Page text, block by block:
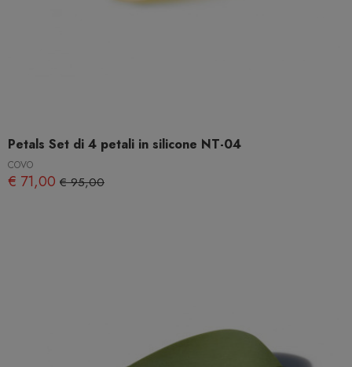
Petals Set di 4 petali in silicone NT-04
COVO
€ 71,00 € 95,00